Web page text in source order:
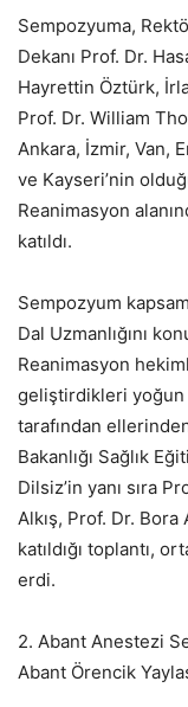
Sempozyuma,
Dekanı Prof. Dr.
Hayrettin Öztürk,
Prof. Dr. William
Ankara, İzmir, Van,
ve Kayseri’nin
Reanimasyon
katıldı.
Sempozyum
Dal Uzmanlığını
Reanimasyon
geliştirdikleri yoğun
tarafından
Bakanlığı Sağlık
Dilsiz’in yanı sıra
Alkış, Prof. Dr. Bora
katıldığı toplantı,
erdi.
2. Abant Anestezi
Abant Örencik